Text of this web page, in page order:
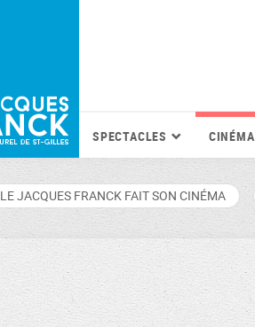
SPECTACLES CINÉMA
LE JACQUES FRANCK FAIT SON CINÉMA